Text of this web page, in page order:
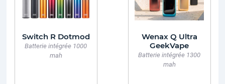
Switch R Dotmod
Batterie intégrée 1000
mah
Wenax Q Ultra
GeekVape
Batterie intégrée 1300
mah